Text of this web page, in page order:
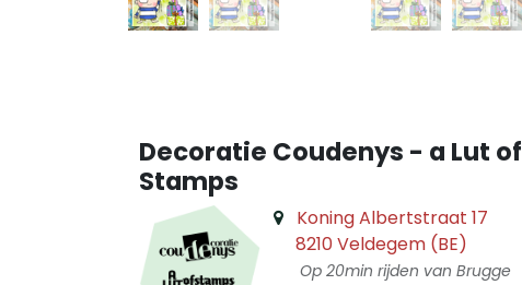
Decoratie Coudenys - a Lut of
Stamps
Koning Albertstraat 17
8210 Veldegem (BE)
Op 20min rijden van Brugge